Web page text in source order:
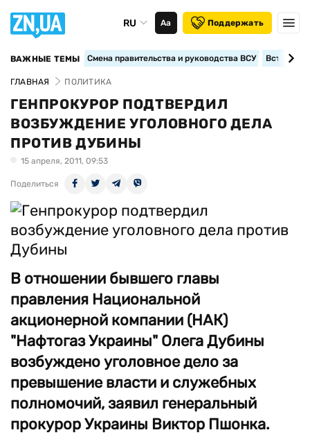
RU Аа Поддержать
ВАЖНЫЕ ТЕМЫ Смена правительства и руководства ВСУ
ГЛАВНАЯ ПОЛИТИКА
ГЕНПРОКУРОР ПОДТВЕРДИЛ
ВОЗБУЖДЕНИЕ УГОЛОВНОГО ДЕЛА
ПРОТИВ ДУБИНЫ
15 апреля, 2011, 09:53
Поделиться
В отношении бывшего главы
правления Национальной
акционерной компании (НАК)
"Нафтогаз Украины" Олега Дубины
возбуждено уголовное дело за
превышение власти и служебных
полномочий, заявил генеральный
прокурор Украины Виктор Пшонка.